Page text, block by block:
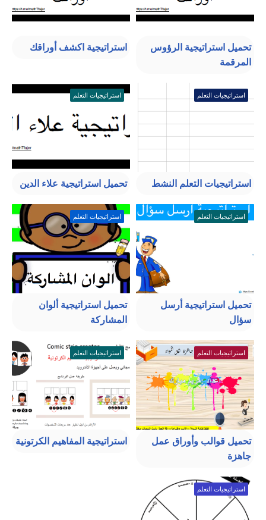
تحميل استراتيجية الرؤوس
المرقمة
استراتيجية اكشف أوراقك
استراتيجيات التعلم
استراتيجيات التعلم النشط
استراتيجيات التعلم
تحميل استراتيجية علاء الدين
استراتيجيات التعلم
تحميل استراتيجية أرسل
سؤال
استراتيجيات التعلم
تحميل استراتيجية ألوان
المشاركة
استراتيجيات التعلم
تحميل قوالب وأوراق عمل
جاهزة
استراتيجيات التعلم
استراتيجية المفاهيم الكرتونية
استراتيجيات التعلم